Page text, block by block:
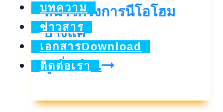
บทความ
ข่าวสาร
เอกสารDownload
ติดต่อเรา
หน้าโครงการนีโอโฮม
บางแค
ดูเพิ่มเติม..8-
โซน